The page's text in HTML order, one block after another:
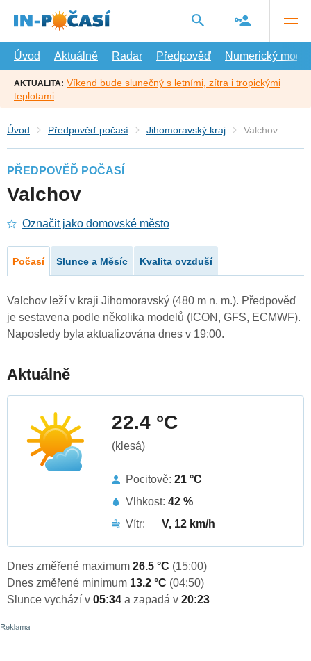
hlavní
Úvod
Aktuálně Radar Předpověď Numerický model
AKTUALITA: Víkend bude slunečný s letními, zítra i tropickými
teplotami
Úvod Předpověď počasí Jihomoravský kraj Valchov
PŘEDPOVĚĎ POČASÍ
Valchov
Označit jako domovské město
Počasí Slunce a Měsíc Kvalita ovzduší
Valchov leží v kraji Jihomoravský (480 m n. m.). Předpověď
je sestavena podle několika modelů (ICON, GFS, ECMWF).
Naposledy byla aktualizována dnes v 19:00.
Aktuálně
22.4 °C
(klesá)
Pocitově: 21 °C
Vlhkost: 42 %
Vítr:
V, 12 km/h
Dnes změřené maximum 26.5 °C (15:00)
Dnes změřené minimum 13.2 °C (04:50)
Slunce vychází v 05:34 a zapadá v 20:23